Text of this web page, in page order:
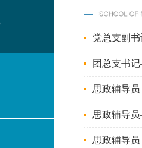
党总支副
团总支书
思政辅导
思政辅导
思政辅导